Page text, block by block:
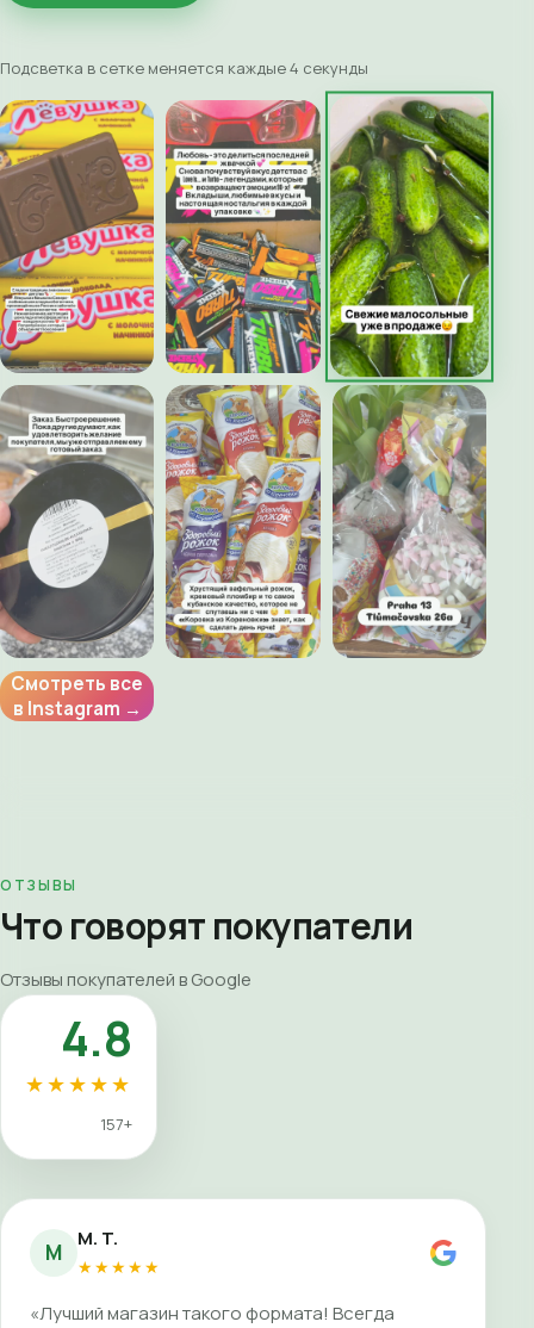
Подсветка в сетке меняется каждые 4 секунды
Смотреть все
в Instagram →
ОТЗЫВЫ
Что говорят покупатели
Отзывы покупателей в Google
4.8
★★★★★
157+
M M. T.
★★★★★
«Лучший магазин такого формата! Всегда